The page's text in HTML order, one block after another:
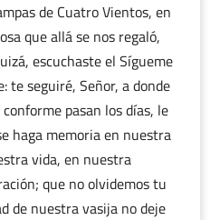
de Cuatro Vientos, en
que allá se nos regaló,
escuchaste el Sígueme
te seguiré, Señor, a donde
pasan los días, le
haga memoria en nuestra
vida, en nuestra
que no olvidemos tu
de nuestra vasija no deje